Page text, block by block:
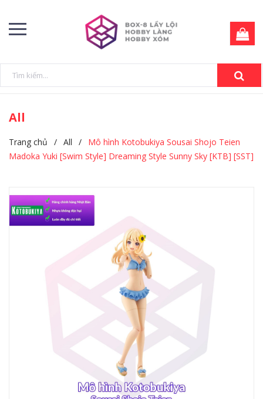
All
Trang chủ / All /
Mô hình Kotobukiya Sousai Shojo Teien
Madoka Yuki [Swim Style] Dreaming Style Sunny Sky [KTB] [SST]